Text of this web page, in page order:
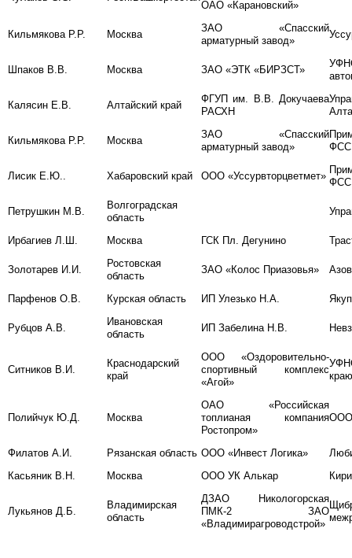
ОАО «Карановский»
Кильмякова Р.Р. Москва
ЗАО «Спасский
арматурный завод»
Шпаков В.В. Москва ЗАО «ЭТК «БИРЗСТ»
Калясин Е.В. Алтайский край
ФГУП им. В.В. Докучаева
РАСХН
Кильмякова Р.Р. Москва
ЗАО «Спасский
арматурный завод»
ФСС
Лисик Е.Ю.. Хабаровский край ООО «Уссурвторцветмет»
ФСС
Петрушкин М.В.
Волгоградская
область
Ирбагиев Л.Ш. Москва ГСК Пл. Дегунино
Золотарев И.И.
Ростовская
область
ЗАО «Колос Приазовья»
Парфенов О.В. Курская область ИП Улезько Н.А.
Рубцов А.В.
Ивановская
область
ИП Забелина Н.В.
Ситников В.И.
Краснодарский
край
ООО «Оздоровительно-
спортивный комплекс
«Агой»
краю
Полийчук Ю.Д. Москва
ОАО «Российская
топлианая компания
Ростопром»
ООО
Филатов А.И. Рязанская область ООО «Инвест Логика»
Касьяник В.Н.
Москва ООО УК Алькар
Лукьянов Д.Б.
Владимирская
область
ДЗАО Никологорская
ПМК-2 ЗАО
«Владимирагроводстрой»